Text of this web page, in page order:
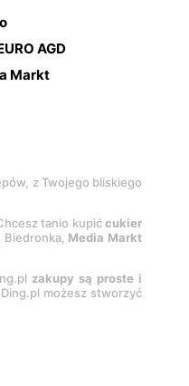
AGD
Markt
z Twojego bliskiego
tanio kupićcukier
Biedronka, Media Markt
zakupy są proste i
możesz stworzyć